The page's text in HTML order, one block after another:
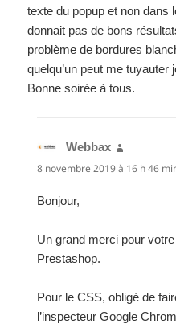
texte du popup et non dans
donnait pas de bons
problème de bordures
quelqu’un peut me
Bonne soirée à tous.
Webbax
8 novembre 2019 à 16 h 46
Bonjour,
Un grand merci pour
Prestashop.
Pour le CSS, obligé de
l’inspecteur Google